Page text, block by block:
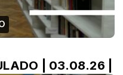
| 03.08.26 |